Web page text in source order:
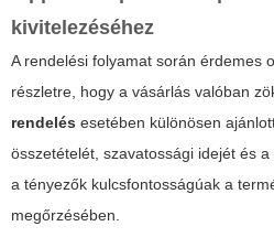
kivitelezéséhez
A rendelési folyamat során érdemes
részletre, hogy a vásárlás valóban
rendelés esetében különösen
összetételét, szavatossági idejét és
a tényezők kulcsfontosságúak a
megőrzésében.